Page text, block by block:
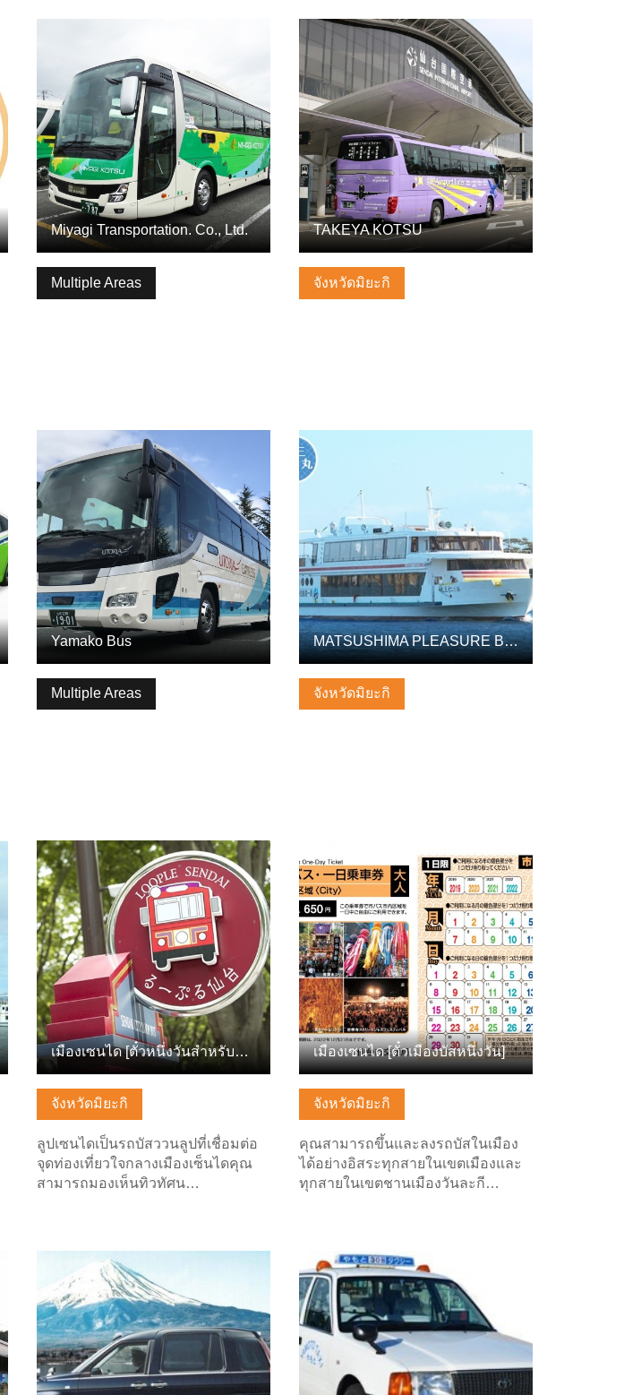
Multiple Areas
Miyagi Transportation. Co., Ltd.
จังหวัดมิยะกิ
ดูข้อมูลพื้นฐาน
TAKEYA KOTSU
Multiple Areas
ดูข้อมูลพื้นฐาน
Yamako Bus
จังหวัดมิยะกิ
ดูข้อมูลพื้นฐาน
MATSUSHIMA PLEASURE BOAT BUSINESS ASSOCIATION
จังหวัดมิยะกิ
ลูปเซนไดเป็นรถบัสววนลูปที่เชื่อมต่อ
จุดท่องเที่ยวใจกลางเมืองเซ็นไดคุณ
สามารถมองเห็นทิวทัศน…
ดูข้อมูลพื้นฐาน
เมืองเซนได [ตั๋วหนึ่งวันสำหรับลูปเซนได และรถไฟใต้ดิน]
จังหวัดมิยะกิ
คุณสามารถขึ้นและลงรถบัสในเมือง
ได้อย่างอิสระทุกสายในเขตเมืองและ
ทุกสายในเขตชานเมืองวันละกี…
เมืองเซนได [ตั๋วเมืองบัสหนึ่งวัน]
ดูข้อมูลพื้นฐาน ดูข้อมูลพื้นฐาน